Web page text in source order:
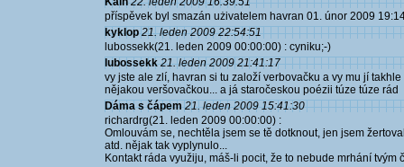
příspěvek byl smazán użivatelem havran 01. únor 2009
kyklop 21. leden 2009 22:54:51
lubossekk(21. leden 2009 00:00:00) : cyniku;-)
lubossekk 21. leden 2009 21:41:17
vy jste ale zlí, havran si tu založí verbovačku a vy mu jí
nějakou veršovačkou... a já staročeskou poézii túze túze rád
Dáma s čápem 21. leden 2009 15:41:30
richardrg(21. leden 2009 00:00:00) :
Omlouvám se, nechtěla jsem se tě dotknout, jen jsem
atd. nějak tak vyplynulo...
Kontakt ráda využiju, máš-li pocit, že to nebude mrhání tvým